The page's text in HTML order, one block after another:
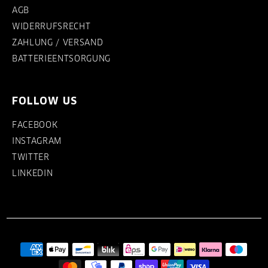
AGB
WIDERRUFSRECHT
ZAHLUNG / VERSAND
BATTERIEENTSORGUNG
FOLLOW US
FACEBOOK
INSTAGRAM
TWITTER
LINKEDIN